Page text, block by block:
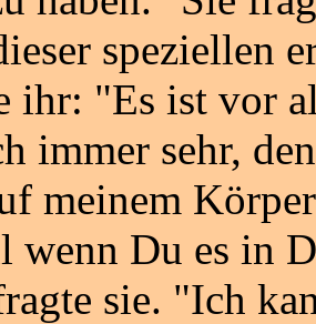
speziellen
ihr: "Es ist vor
immer sehr,
meinem
wenn Du es in
sie. "Ich